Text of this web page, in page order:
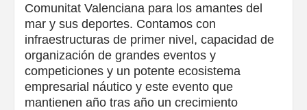
Comunitat Valenciana para los amantes del
mar y sus deportes. Contamos con
infraestructuras de primer nivel, capacidad de
organización de grandes eventos y
competiciones y un potente ecosistema
empresarial náutico y este evento que
mantienen año tras año un crecimiento